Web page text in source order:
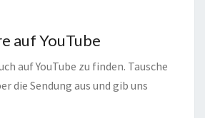
auf YouTube
auf YouTube zu finden. Tausche
die Sendung aus und gib uns